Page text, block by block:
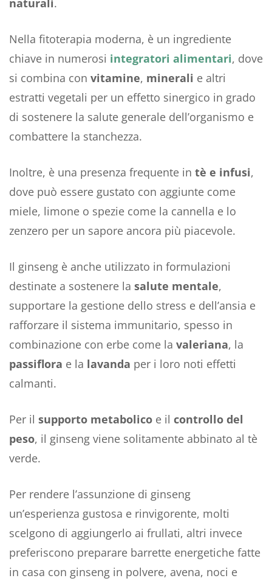
Nella fitoterapia moderna, è un ingrediente
chiave in numerosi integratori alimentari, dove
si combina con vitamine, minerali e altri
estratti vegetali per un effetto sinergico in grado
di sostenere la salute generale dell’organismo e
combattere la stanchezza.
Inoltre, è una presenza frequente in tè e infusi,
dove può essere gustato con aggiunte come
miele, limone o spezie come la cannella e lo
zenzero per un sapore ancora più piacevole.
Il ginseng è anche utilizzato in formulazioni
destinate a sostenere la salute mentale,
supportare la gestione dello stress e dell’ansia e
rafforzare il sistema immunitario, spesso in
combinazione con erbe come la valeriana, la
passiflora e la lavanda per i loro noti effetti
calmanti.
Per il supporto metabolico e il controllo del
peso, il ginseng viene solitamente abbinato al tè
verde.
Per rendere l’assunzione di ginseng
un’esperienza gustosa e rinvigorente, molti
scelgono di aggiungerlo ai frullati, altri invece
preferiscono preparare barrette energetiche fatte
in casa con ginseng in polvere, avena, noci e